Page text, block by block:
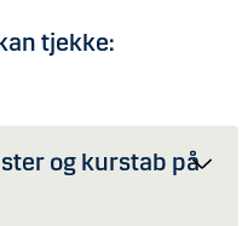
tjekke:
og kurstab på